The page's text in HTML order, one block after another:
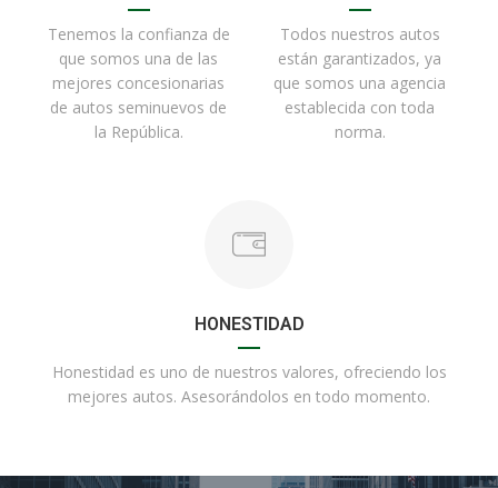
Tenemos la confianza de
que somos una de las
mejores concesionarias
de autos seminuevos de
la República.
Todos nuestros autos
están garantizados, ya
que somos una agencia
establecida con toda
norma.
HONESTIDAD
Honestidad es uno de nuestros valores, ofreciendo los
mejores autos. Asesorándolos en todo momento.